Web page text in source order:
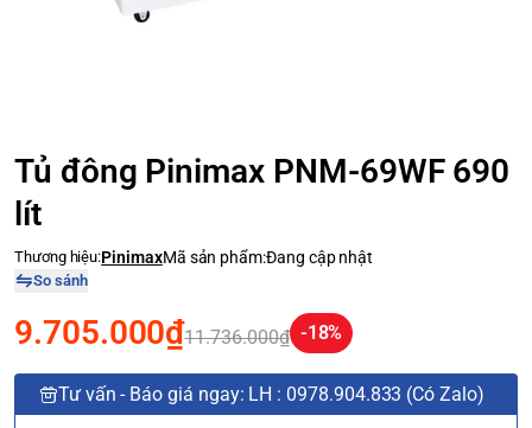
Tủ đông Pinimax PNM-69WF 690
lít
Thương hiệu:PinimaxMã sản phẩm:Đang cập nhật
So sánh
9.705.000₫11.736.000₫ -18%
Tư vấn - Báo giá ngay: LH : 0978.904.833 (Có Zalo)